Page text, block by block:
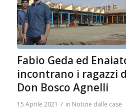
Fabio Geda ed
incontrano i ragazzi
Don Bosco Agnelli
15 Aprile 2021 / in Notizie dalle case